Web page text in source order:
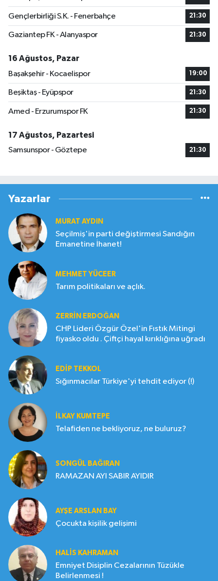
Gençlerbirliği S.K. - Fenerbahçe 21:30
Gaziantep FK - Alanyaspor 21:30
16 Ağustos, Pazar
Başakşehir - Kocaelispor
19:00
Beşiktaş - Eyüpspor 21:30
Amed - Erzurumspor FK 21:30
17 Ağustos, Pazartesi
Samsunspor - Göztepe
21:30
Yazarlar
MURAT AYDIN
Seçilmiş'in parti değiştirmesi Sandığın
Emanetine İhanet!
MEHMET YÜCEER
Tarım politikaları ve açlık.
ZERRIN ERDOĞAN
CHP Lideri Özgür Özel'in Fıstık Mitingi
fiyasko oldu . Çiftçi hayal kırıklığına uğradı
EDIP TEKKOL
Sığınmacılar Türkiye'yi tehdit ediyor (!)
İLKAY KUMTEPE
Telafiden ne bekliyoruz, ne buluruz?
SONGÜL BAĞIRAN
RAMAZAN AYI SABIR AYIDIR
AYŞE ARSLAN BAY
Çocukta kişilik gelişimi
HALIS KAHRAMAN
Emniyet Disiplin Cezalarının Tüzükle
Belirlenmesi !